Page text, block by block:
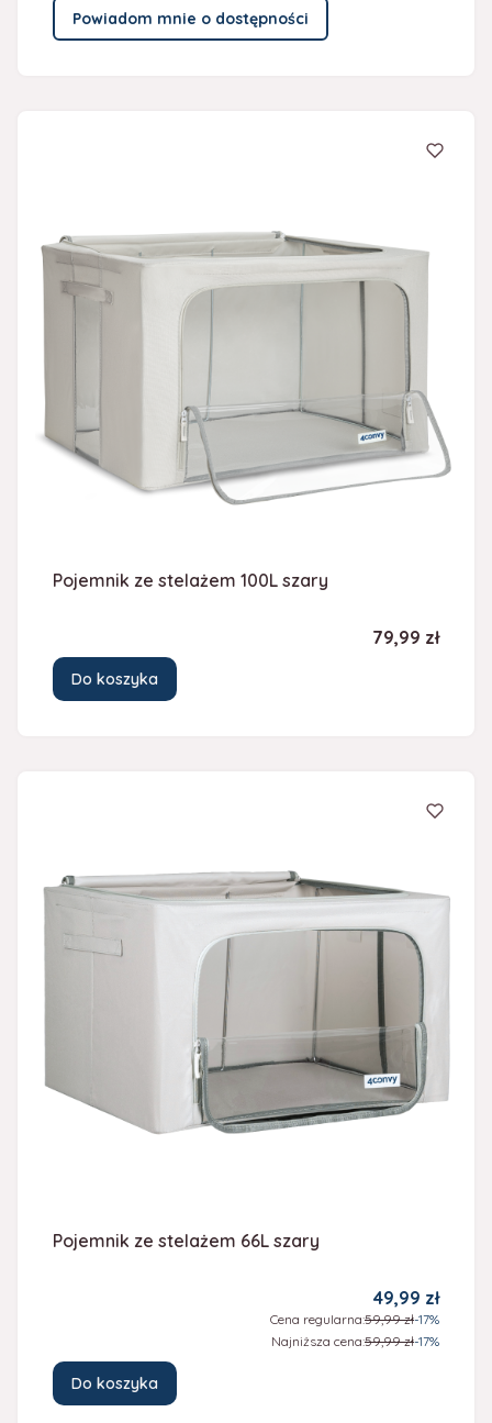
Powiadom mnie o dostępności
Pojemnik ze stelażem 100L szary
Cena
79,99 zł
Do koszyka
Pojemnik ze stelażem 66L szary
Cena
49,99 zł
Cena regularna:59,99 zł-17%
Najniższa cena:59,99 zł-17%
Do koszyka